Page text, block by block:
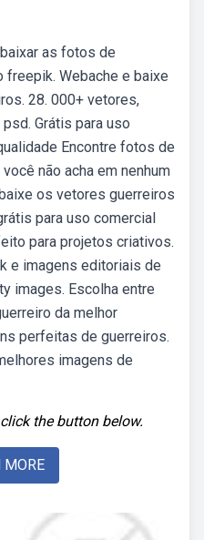
as fotos de
freepik. Webache e baixe
28. 000+ vetores,
Grátis para uso
Encontre fotos de
não acha em nenhum
os vetores guerreiros
para uso comercial
para projetos criativos.
e imagens editoriais de
images. Escolha entre
da melhor
perfeitas de guerreiros.
imagens de
the button below.
MORE